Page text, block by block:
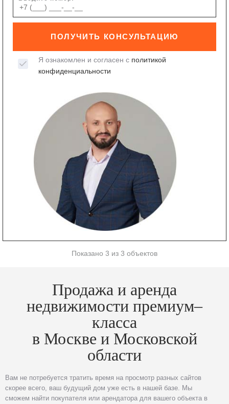
ПОЛУЧИТЬ КОНСУЛЬТАЦИЮ
Я ознакомлен и согласен с политикой
конфиденциальности
Показано 3 из 3 объектов
Продажа и аренда
недвижимости премиум–
класса
в Москве и Московской
области
Вам не потребуется тратить время на просмотр разных сайтов
скорее всего, ваш будущий дом уже есть в нашей базе. Мы
сможем найти покупателя или арендатора для вашего объекта в